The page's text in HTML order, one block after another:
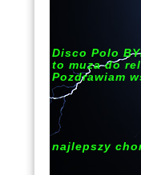
Disco Polo
to muza do
Pozdrawiam
najlepszy